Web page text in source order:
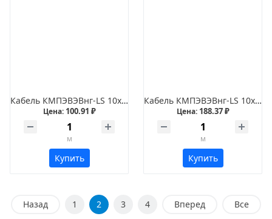
Кабель КМПЭВЭВнг-LS 10х0,75
Цена: 100.91 ₽
м
Купить
Кабель КМПЭВЭВнг-LS 10х2,5
Цена: 188.37 ₽
м
Купить
Назад 1 2 3 4 Вперед Все